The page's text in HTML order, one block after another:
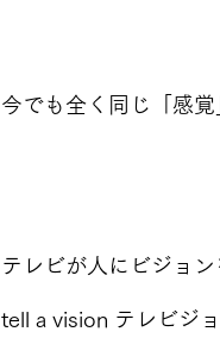
今でも全く同じ「感覚
テレビが人にビジョ
tell a vision テレビジ